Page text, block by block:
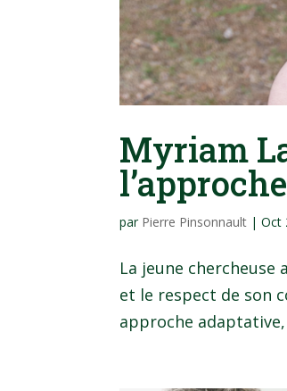
Myriam
par Pierre Pinsonnault |Oct
La jeune
et le respect de son
approche